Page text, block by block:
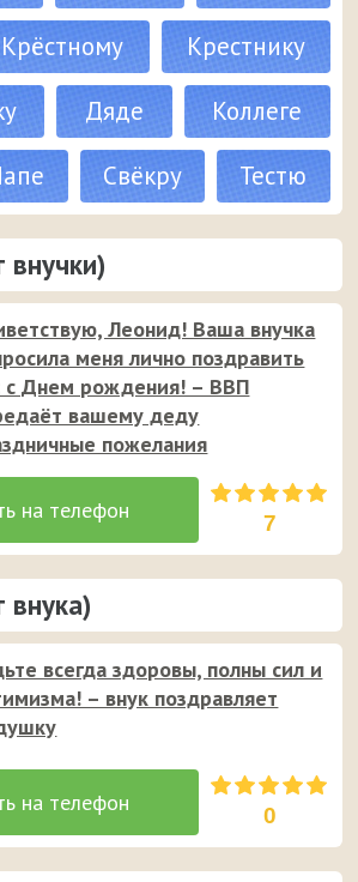
Крёстному
Крестнику
Дяде
Коллеге
Свёкру Тестю
Леонид! Ваша внучка
меня лично поздравить
с Днем рождения! – ВВП
вашему деду
пожелания
7
всегда здоровы, полны сил и
– внук поздравляет
0